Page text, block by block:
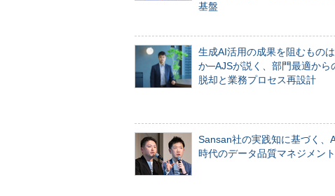
基盤
生成AI活用の成果を阻むもの
か─AJSが説く、部門最適から
脱却と業務プロセス再設計
Sansan社の実践知に基づく、
時代のデータ品質マネジメント